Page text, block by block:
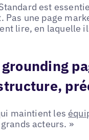
est
une page
lire, en laquelle
maintient les
acteurs. »